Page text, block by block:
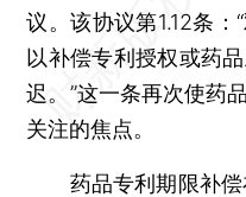
议。该协议第1.12条
以补偿专利授权或药
迟。”这一条再次使药
关注的焦点。
药品专利期限补偿